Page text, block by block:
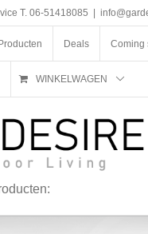
T. 06-51418085
Producten Deals Coming
WINKELWAGEN